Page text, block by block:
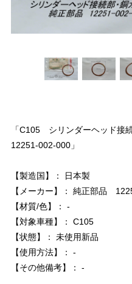
「C105 シリンダーヘッド接
12251-002-000」
【製造国】： 日本製
【メーカー】： 純正部品
【材質/色】： -
【対象車種】： C105
【状態】： 未使用新品
【使用方法】： -
【その他備考】： -